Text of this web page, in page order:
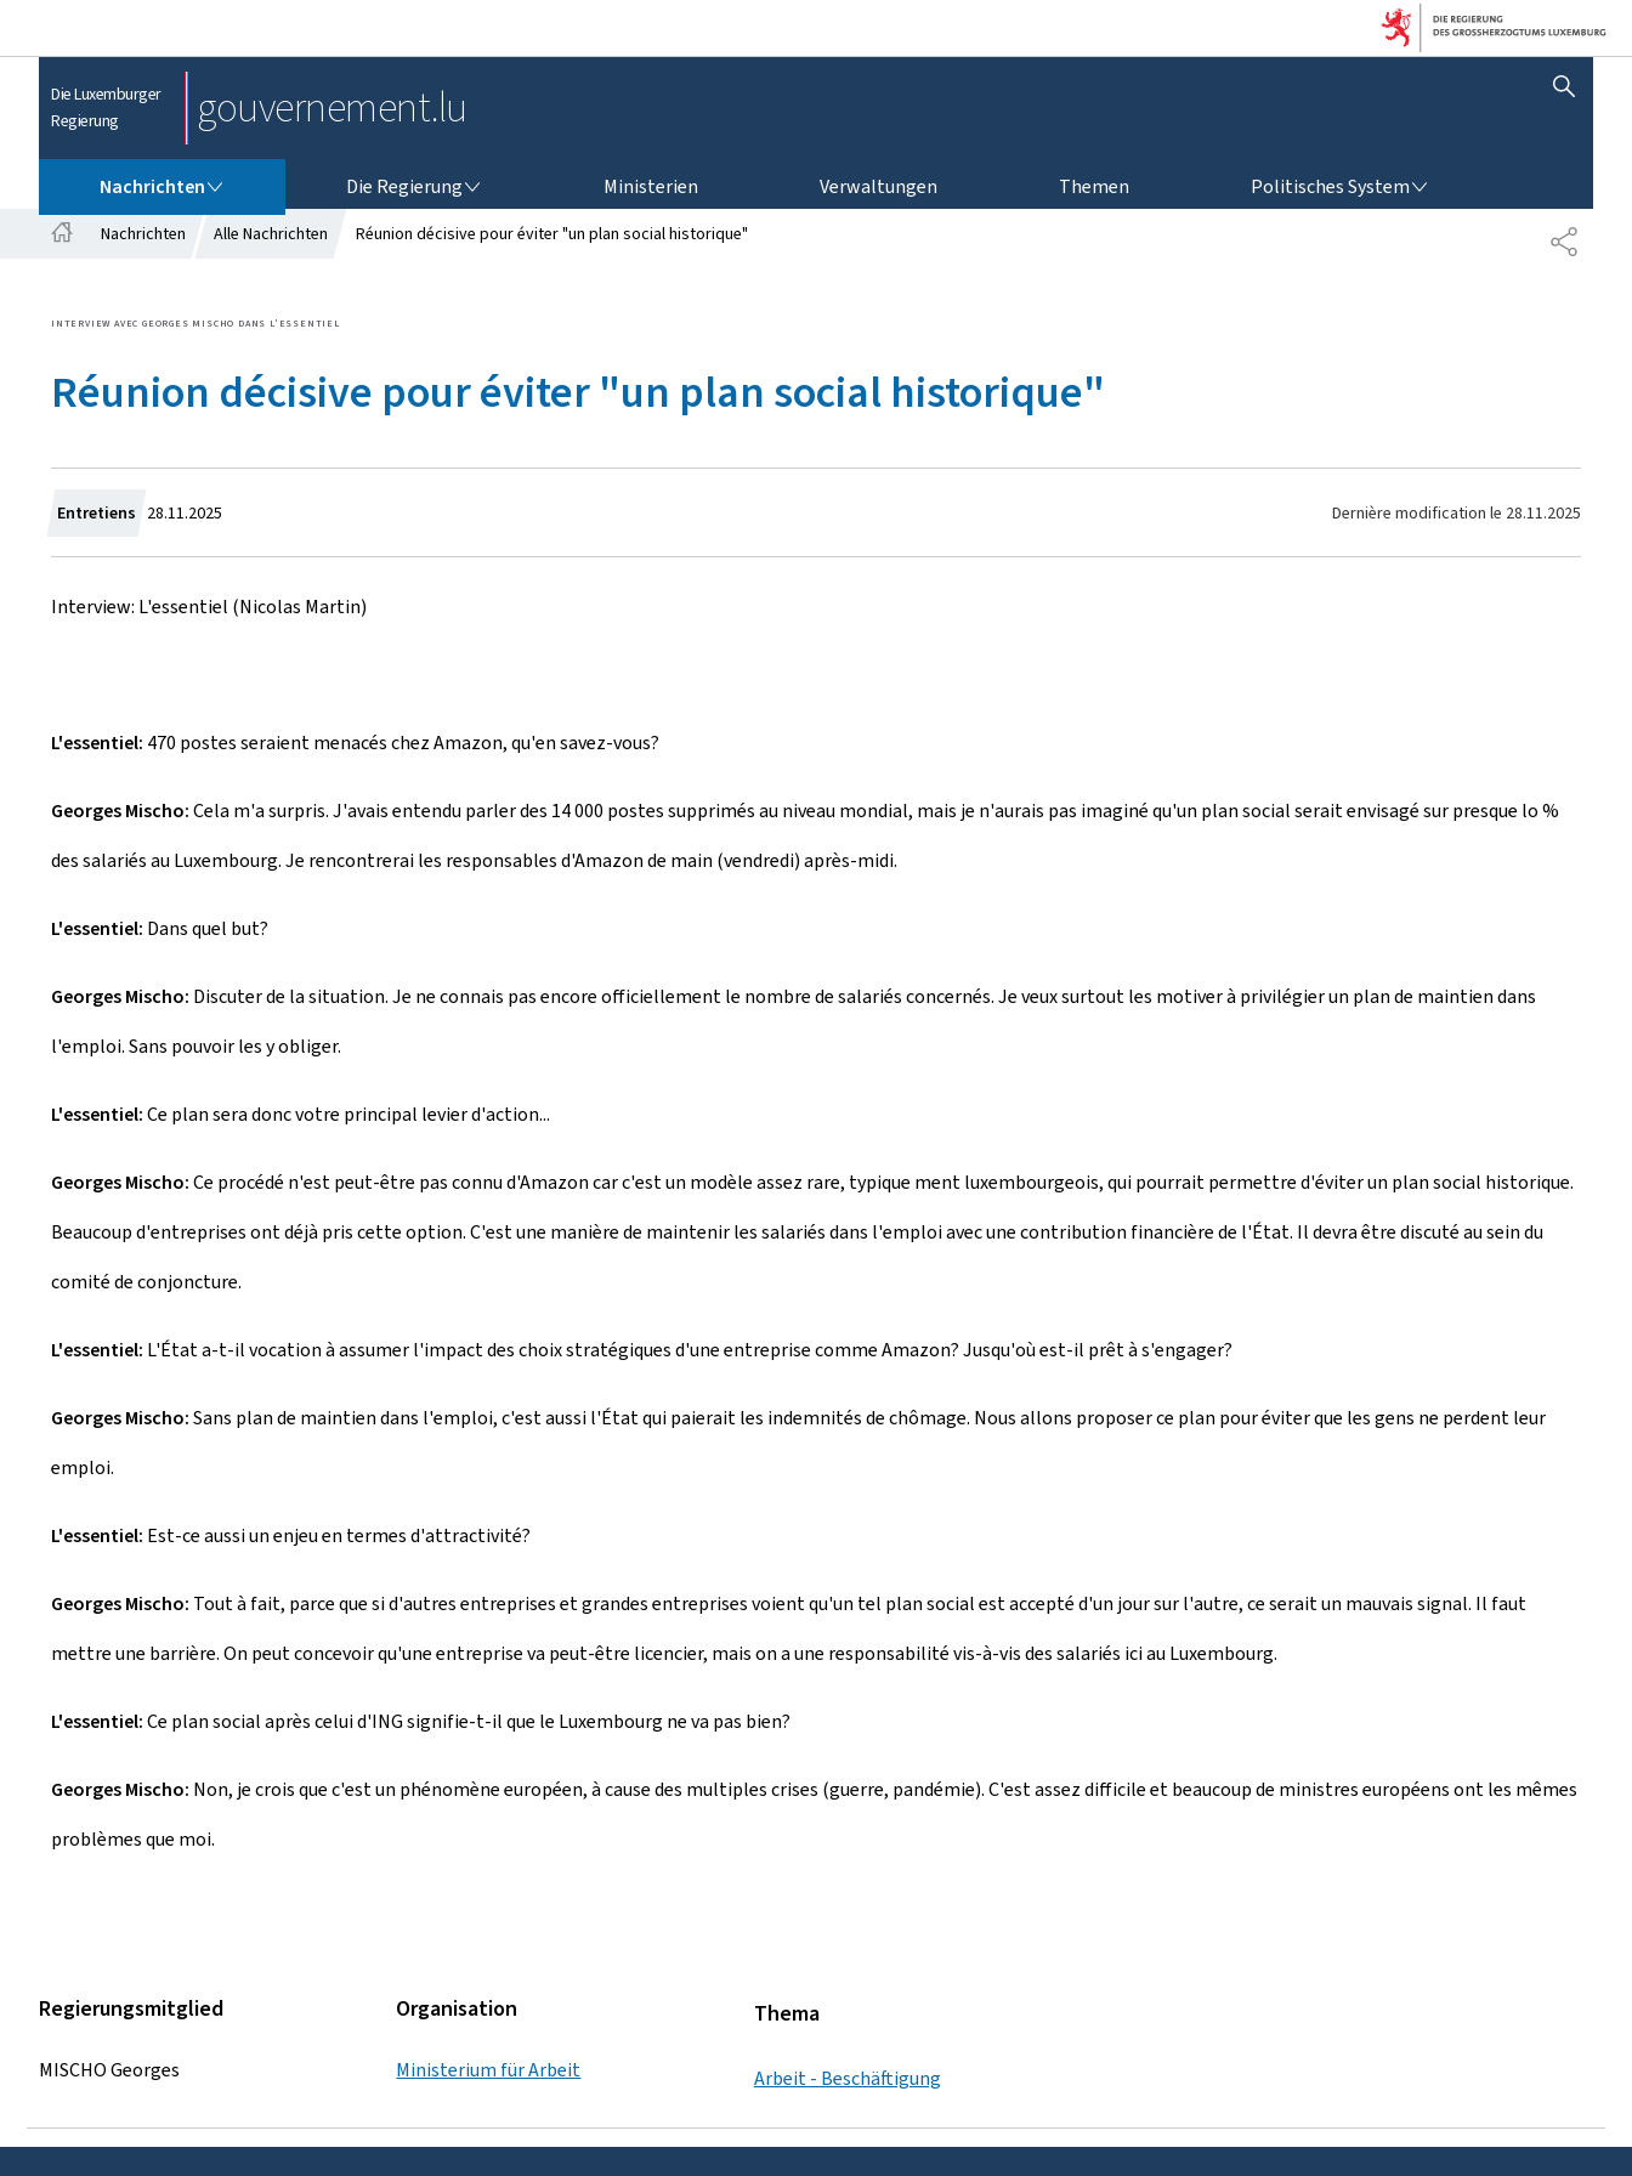
Die Luxemburger
Regierung
gouvernement.lu SUCHFLED ANZEIGEN / SCHLIESSEN
Nachrichten Die Regierung Ministerien Verwaltungen Themen Politisches System
P
A
r
s
e
Nachrichten Alle Nachrichten Réunion décisive pour éviter "un plan social historique"
Réunion décisive pour éviter "un plan social historique"
INTERVIEW AVEC GEORGES MISCHO DANS L'ESSENTIEL
Entretiens Z
u
m
28.11.2025 Dernière modification le 28.11.2025
Interview: L'essentiel (Nicolas Martin)
L'essentiel: 470 postes seraient menacés chez Amazon, qu'en savez-vous?
Georges Mischo:Cela m'a surpris. J'avais entendu parler des 14 000 postes supprimés au niveau mondial, mais je n'aurais pas imaginé qu'un plan social serait envisagé sur presque lo %
des salariés au Luxembourg. Je rencontrerai les responsables d'Amazon de main (vendredi) après-midi.
L'essentiel: Dans quel but?
Georges Mischo: Discuter de la situation. Je ne connais pas encore officiellement le nombre de salariés concernés. Je veux surtout les motiver à privilégier un plan de maintien dans
l'emploi. Sans pouvoir les y obliger.
L'essentiel:Ce plan sera donc votre principal levier d'action...
Georges Mischo:Ce procédé n'est peut-être pas connu d'Amazon car c'est un modèle assez rare, typique ment luxembourgeois, qui pourrait permettre d'éviter un plan social historique.
Beaucoup d'entreprises ont déjà pris cette option. C'est une manière de maintenir les salariés dans l'emploi avec une contribution financière de l'État. Il devra être discuté au sein du
comité de conjoncture.
L'essentiel: L'État a-t-il vocation à assumer l'impact des choix stratégiques d'une entreprise comme Amazon? Jusqu'où est-il prêt à s'engager?
Georges Mischo:Sans plan de maintien dans l'emploi, c'est aussi l'État qui paierait les indemnités de chômage. Nous allons proposer ce plan pour éviter que les gens ne perdent leur
emploi.
L'essentiel: Est-ce aussi un enjeu en termes d'attractivité?
Georges Mischo: Tout à fait, parce que si d'autres entreprises et grandes entreprises voient qu'un tel plan social est accepté d'un jour sur l'autre, ce serait un mauvais signal. Il faut
mettre une barrière. On peut concevoir qu'une entreprise va peut-être licencier, mais on a une responsabilité vis-à-vis des salariés ici au Luxembourg.
L'essentiel:Ce plan social après celui d'ING signifie-t-il que le Luxembourg ne va pas bien?
Georges Mischo: Non, je crois que c'est un phénomène européen, à cause des multiples crises (guerre, pandémie). C'est assez difficile et beaucoup de ministres européens ont les mêmes
problèmes que moi.
Regierungsmitglied
MISCHO Georges
Organisation
Ministerium für Arbeit
Thema
Arbeit - Beschäftigung